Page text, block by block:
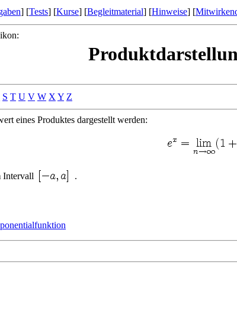
] [Tests] [Kurse] [Begleitmaterial] [Hinweise] [
S T U V W X Y Z
eines Produktes dargestellt werden:
Intervall .